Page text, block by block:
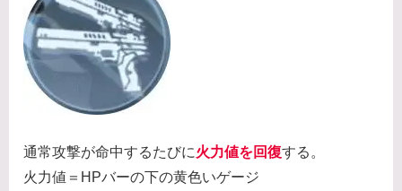
通常攻撃が命中するたびに火力値を回復する。
火力値＝HPバーの下の黄色いゲージ